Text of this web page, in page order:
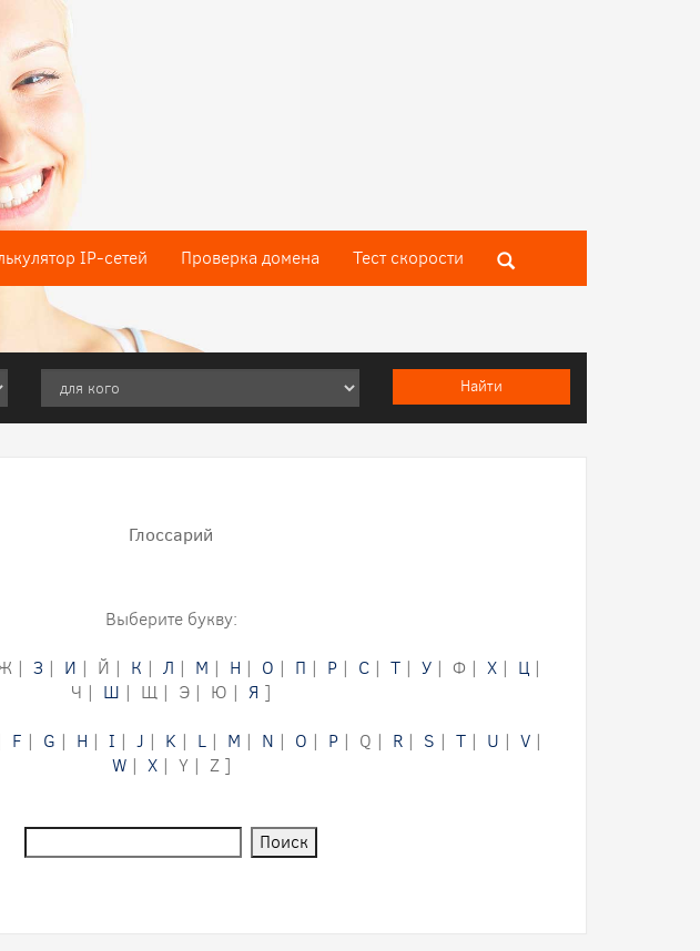
IP-сетей Проверка домена Тест скороcти
Глоссарий
Выберите букву:
| З | И | Й | К | Л | М | Н | О | П | Р | С | Т | У | Ф | Х | Ц |
Ч | Ш | Щ | Э | Ю | Я ]
F | G | H | I | J | K | L| M | N | O | P| Q | R| S | T| U | V|
W| X| Y | Z ]